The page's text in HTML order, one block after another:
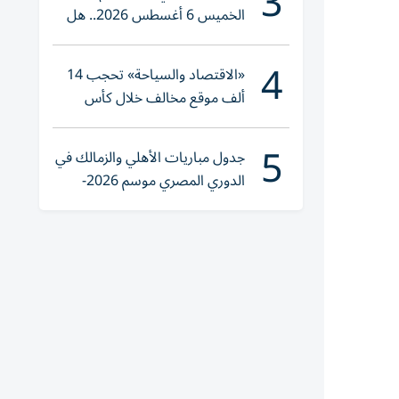
الخميس 6 أغسطس 2026.. هل
تنوي الشراء؟
4 «الاقتصاد والسياحة» تحجب 14
ألف موقع مخالف خلال كأس
العالم 2026
5 جدول مباريات الأهلي والزمالك في
الدوري المصري موسم 2026-